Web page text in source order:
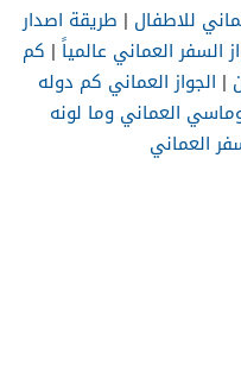
للاطفال | طريقة اصدار
السفر العماني عالمياً | كم
| الجواز العماني كم دوله
العماني وما لونه
العماني